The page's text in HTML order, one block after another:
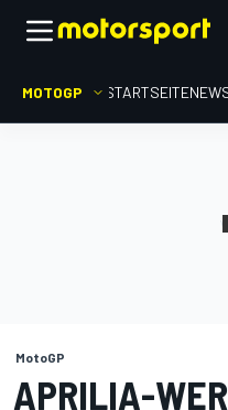
MOTOGP STARTSEITE
MotoGP
APRILIA-